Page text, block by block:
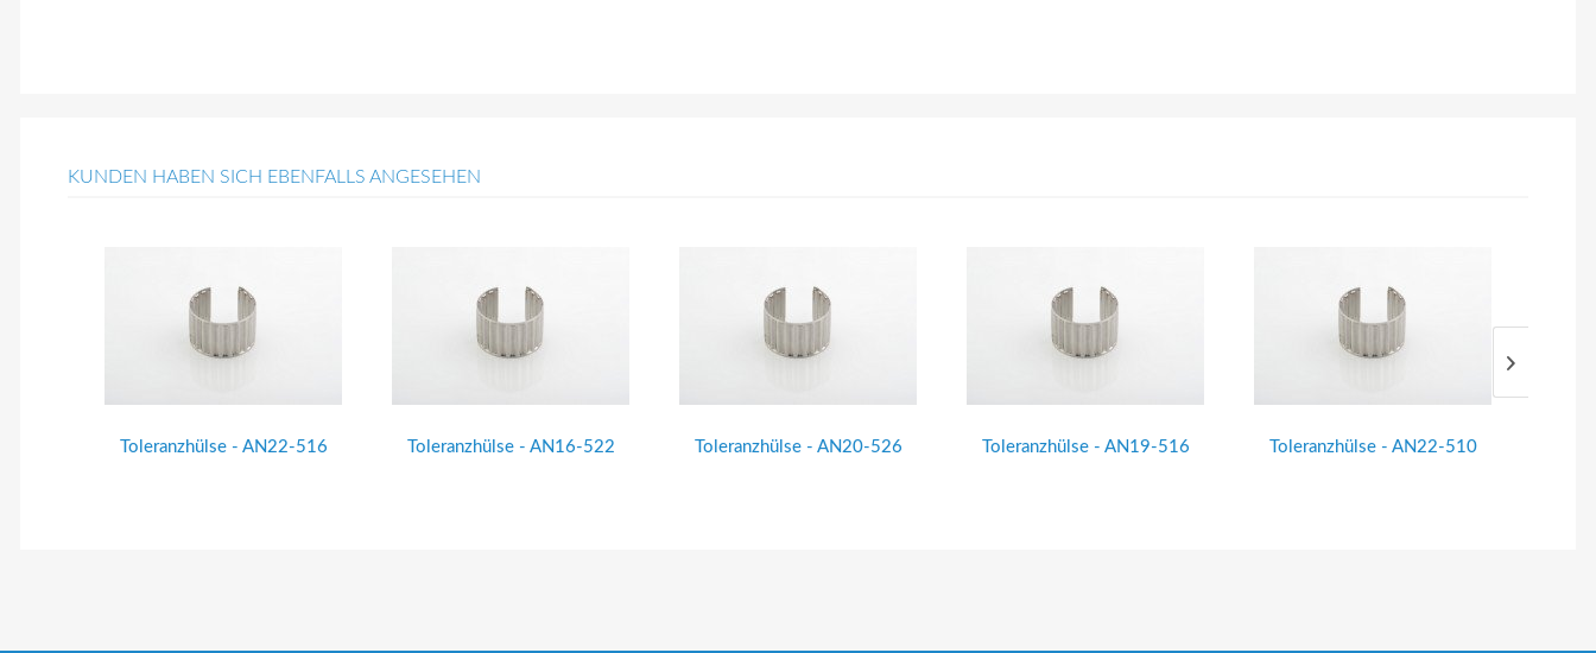
KUNDEN HABEN SICH EBENFALLS ANGESEHEN
Toleranzhülse - AN22-516 Toleranzhülse - AN16-522 Toleranzhülse - AN20-526 Toleranzhülse - AN19-516 Toleranzhülse - AN22-510